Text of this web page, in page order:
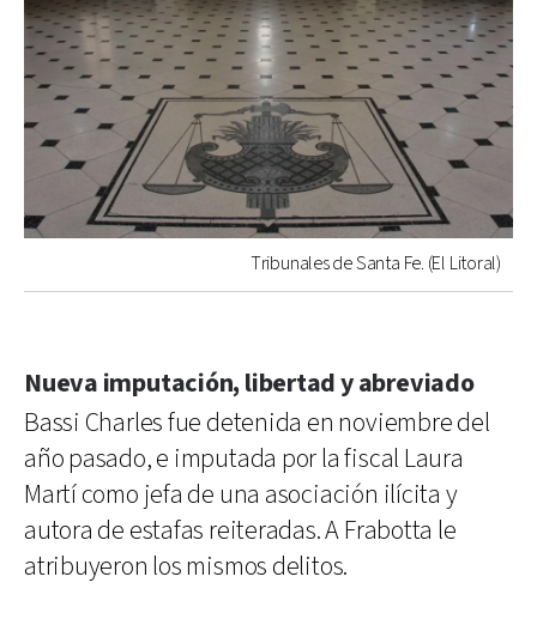
Tribunales de Santa Fe. (El Litoral)
Nueva imputación, libertad y abreviado
Bassi Charles fue detenida en noviembre del
año pasado, e imputada por la fiscal Laura
Martí como jefa de una asociación ilícita y
autora de estafas reiteradas. A Frabotta le
atribuyeron los mismos delitos.